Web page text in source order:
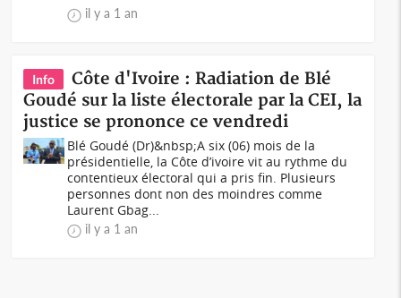
il y a 1 an
Info
Côte d'Ivoire : Radiation de Blé
Goudé sur la liste électorale par la CEI, la
justice se prononce ce vendredi
Blé Goudé (Dr)&nbsp;A six (06) mois de la
présidentielle, la Côte d’ivoire vit au rythme du
contentieux électoral qui a pris fin. Plusieurs
personnes dont non des moindres comme
Laurent Gbag...
il y a 1 an